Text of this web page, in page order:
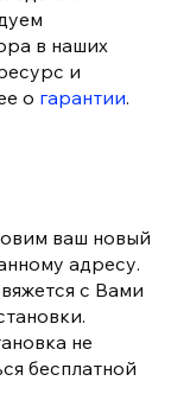
в наших
и
о гарантии.
ваш новый
адресу.
с Вами
не
бесплатной